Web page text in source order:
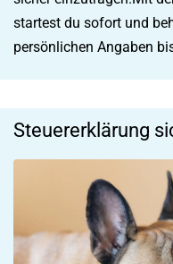
startest du sofort und
persönlichen Angaben
Steuererklärung